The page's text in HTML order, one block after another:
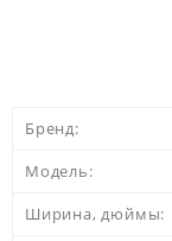
Бренд:
Модель:
Ширина, дюймы: